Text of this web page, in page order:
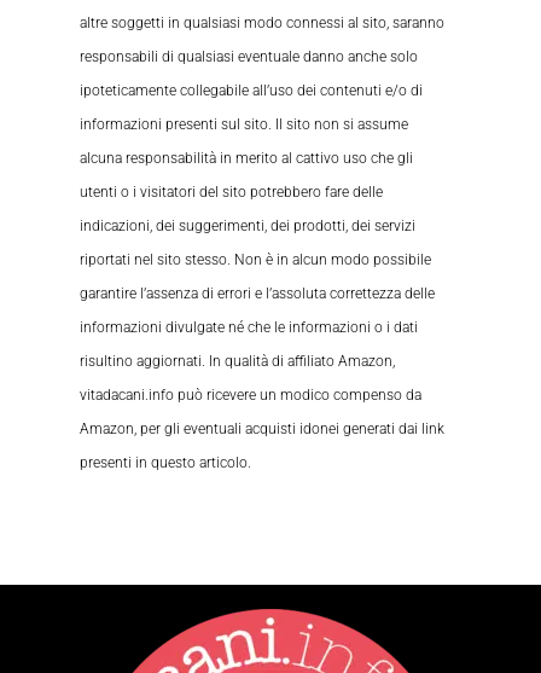
altre soggetti in qualsiasi modo connessi al sito, saranno
responsabili di qualsiasi eventuale danno anche solo
ipoteticamente collegabile all’uso dei contenuti e/o di
informazioni presenti sul sito. Il sito non si assume
alcuna responsabilità in merito al cattivo uso che gli
utenti o i visitatori del sito potrebbero fare delle
indicazioni, dei suggerimenti, dei prodotti, dei servizi
riportati nel sito stesso. Non è in alcun modo possibile
garantire l’assenza di errori e l’assoluta correttezza delle
informazioni divulgate né che le informazioni o i dati
risultino aggiornati. In qualità di affiliato Amazon,
vitadacani.info può ricevere un modico compenso da
Amazon, per gli eventuali acquisti idonei generati dai link
presenti in questo articolo.